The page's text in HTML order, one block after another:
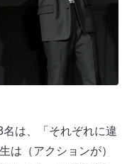
は、「それぞれに違
は（アクションが）